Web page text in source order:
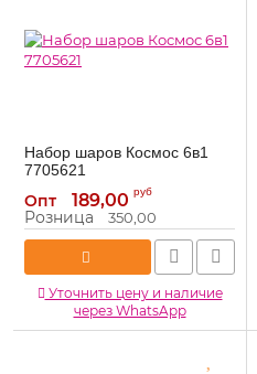
Набор шаров Космос 6в1
7705621
Артикул: 7705621
Опт 189,00 руб
Розница 350,00
Уточнить цену и наличие
через WhatsApp